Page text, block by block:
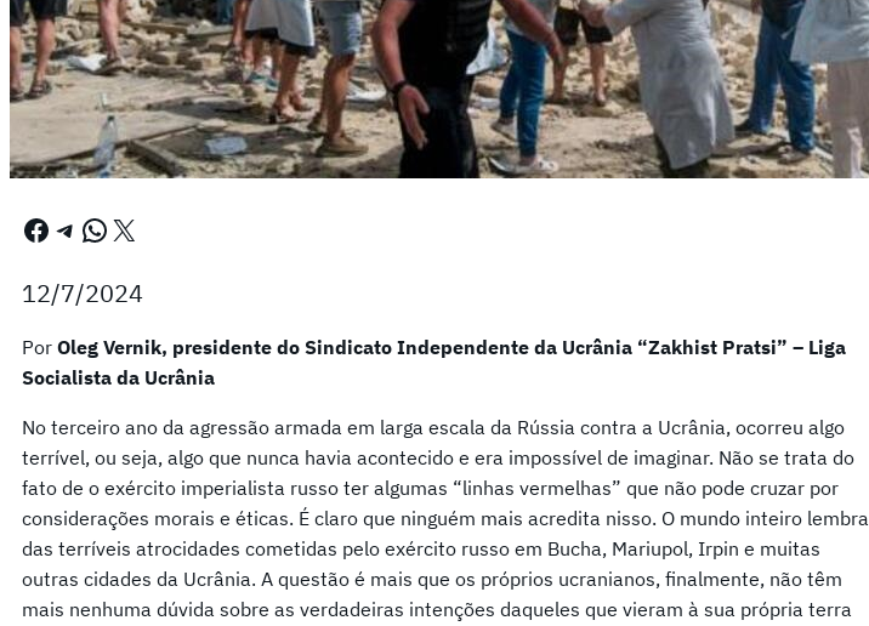
Facebook Telegram WhatsApp X
12/7/2024
Por Oleg Vernik, presidente do Sindicato Independente da Ucrânia “Zakhist Pratsi” – Liga
Socialista da Ucrânia
No terceiro ano da agressão armada em larga escala da Rússia contra a Ucrânia, ocorreu algo
terrível, ou seja, algo que nunca havia acontecido e era impossível de imaginar. Não se trata do
fato de o exército imperialista russo ter algumas “linhas vermelhas” que não pode cruzar por
considerações morais e éticas. É claro que ninguém mais acredita nisso. O mundo inteiro lembra
das terríveis atrocidades cometidas pelo exército russo em Bucha, Mariupol, Irpin e muitas
outras cidades da Ucrânia. A questão é mais que os próprios ucranianos, finalmente, não têm
mais nenhuma dúvida sobre as verdadeiras intenções daqueles que vieram à sua própria terra